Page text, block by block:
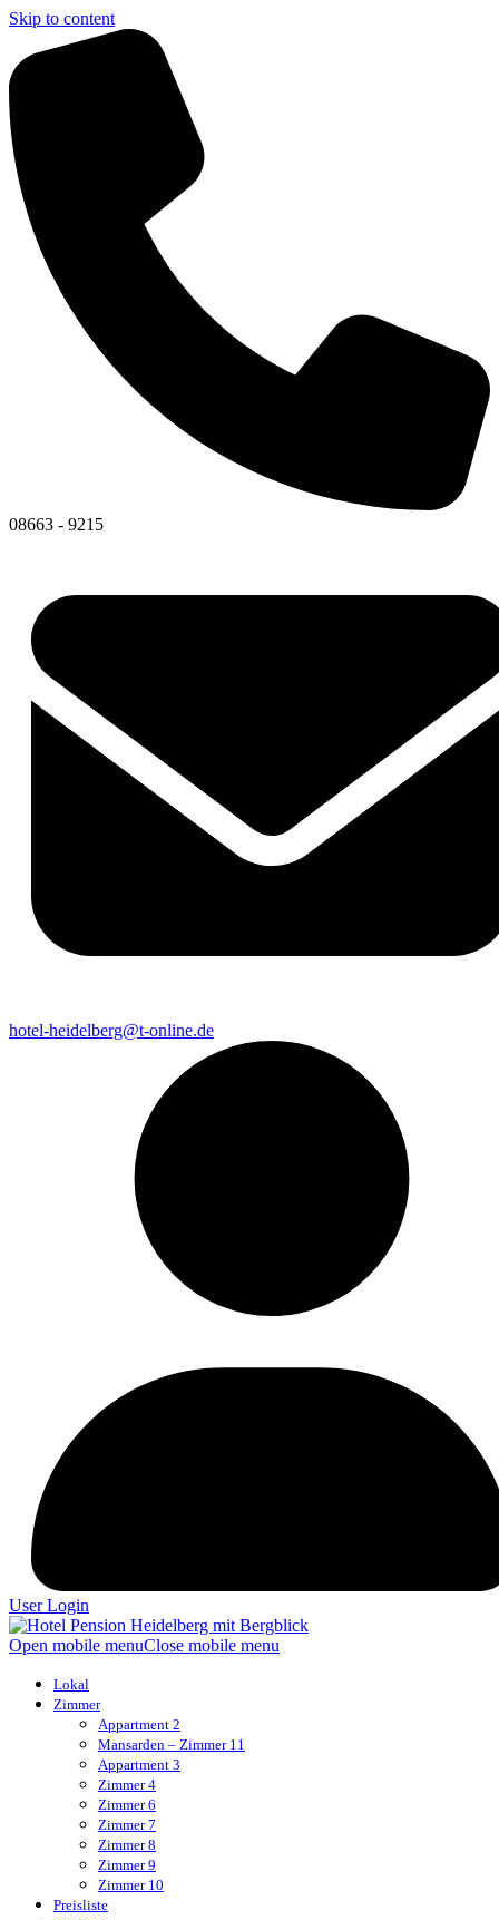
Skip to content
08663 - 9215
hotel-heidelberg@t-online.de
User Login
Open mobile menuClose mobile menu
Lokal
Zimmer
Appartment 2
Mansarden – Zimmer 11
Appartment 3
Zimmer 4
Zimmer 6
Zimmer 7
Zimmer 8
Zimmer 9
Zimmer 10
Preisliste